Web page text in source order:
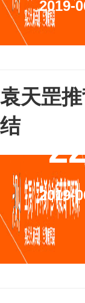
2019-
袁天罡
结
2019-